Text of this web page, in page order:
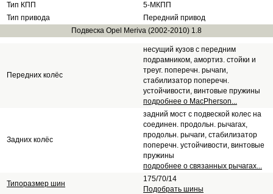
Тип КПП
5-МКПП
Тип привода
Передний привод
Подвеска Opel Meriva (2002-2010) 1.8
Передних колёс
несущий кузов с передним
подрамником, амортиз. стойки и
треуг. поперечн. рычаги,
стабилизатор поперечн.
устойчивости, винтовые пружины
подробнее о MacPherson...
Задних колёс
задний мост с подвеской колес на
соединен. продольн. рычагах,
продольн. рычаги, стабилизатор
поперечн. устойчивости, винтовые
пружины
подробнее о связанных рычагах...
Типоразмер шин
175/70/14
Подобрать шины